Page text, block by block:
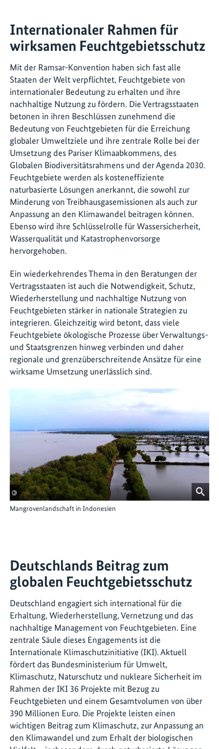
Internationaler Rahmen für
wirksamen Feuchtgebietsschutz
©
Mangrovenlandschaft in Indonesien
Mit der Ramsar-Konvention haben sich fast alle
Staaten der Welt verpflichtet, Feuchtgebiete von
internationaler Bedeutung zu erhalten und ihre
nachhaltige Nutzung zu fördern. Die Vertragsstaaten
betonen in ihren Beschlüssen zunehmend die
Bedeutung von Feuchtgebieten für die Erreichung
globaler Umweltziele und ihre zentrale Rolle bei der
Umsetzung des Pariser Klimaabkommens, des
Globalen Biodiversitätsrahmens und der Agenda 2030.
Feuchtgebiete werden als kosteneffiziente
naturbasierte Lösungen anerkannt, die sowohl zur
Minderung von Treibhausgasemissionen als auch zur
Anpassung an den Klimawandel beitragen können.
Ebenso wird ihre Schlüsselrolle für Wassersicherheit,
Wasserqualität und Katastrophenvorsorge
hervorgehoben.
Ein wiederkehrendes Thema in den Beratungen der
Vertragsstaaten ist auch die Notwendigkeit, Schutz,
Wiederherstellung und nachhaltige Nutzung von
Feuchtgebieten stärker in nationale Strategien zu
integrieren. Gleichzeitig wird betont, dass viele
Feuchtgebiete ökologische Prozesse über Verwaltungs-
und Staatsgrenzen hinweg verbinden und daher
regionale und grenzüberschreitende Ansätze für eine
wirksame Umsetzung unerlässlich sind.
Deutschlands Beitrag zum
globalen Feuchtgebietsschutz
Deutschland engagiert sich international für die
Erhaltung, Wiederherstellung, Vernetzung und das
nachhaltige Management von Feuchtgebieten. Eine
zentrale Säule dieses Engagements ist die
Internationale Klimaschutzinitiative (IKI). Aktuell
fördert das Bundesministerium für Umwelt,
Klimaschutz, Naturschutz und nukleare Sicherheit im
Rahmen der IKI 36 Projekte mit Bezug zu
Feuchtgebieten und einem Gesamtvolumen von über
390 Millionen Euro. Die Projekte leisten einen
wichtigen Beitrag zum Klimaschutz, zur Anpassung an
den Klimawandel und zum Erhalt der biologischen